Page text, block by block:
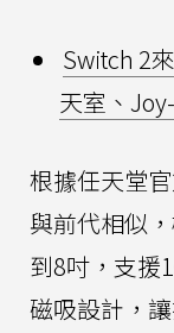
Switch 2
天室、
根據任天堂
與前代相似
到8吋，支援
磁吸設計，